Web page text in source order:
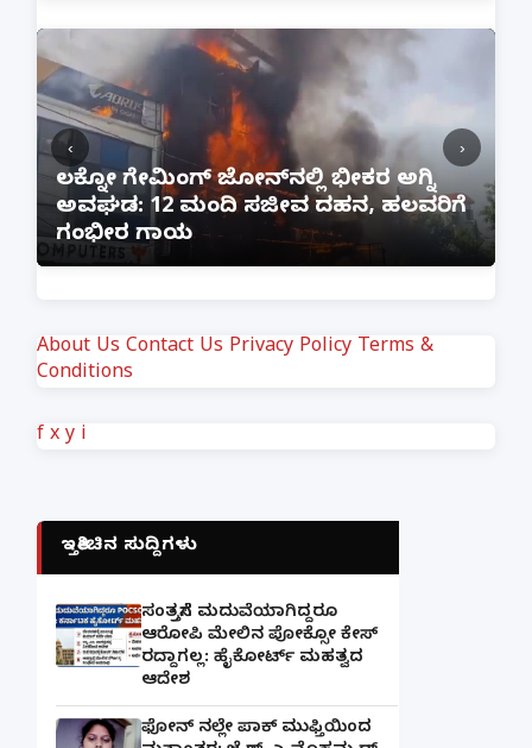
ಲಕ್ನೋ ಗೇಮಿಂಗ್ ಜೋನ್‌ನಲ್ಲಿ ಭೀಕರ ಅಗ್ನಿ
ಅವಘಡ: 12 ಮಂದಿ ಸಜೀವ ದಹನ, ಹಲವರಿಗೆ
ಗಂಭೀರ ಗಾಯ
‹ ›
About Us Contact Us Privacy Policy Terms &
Conditions
f x y i
ಇತ್ತೀಚಿನ ಸುದ್ದಿಗಳು
ಸಂತ್ರಸ್ತೆಗೆ ಮದುವೆಯಾಗಿದ್ದರೂ
ಆರೋಪಿ ಮೇಲಿನ ಪೋಕ್ಸೋ ಕೇಸ್
ರದ್ದಾಗಲ್ಲ: ಹೈಕೋರ್ಟ್ ಮಹತ್ವದ
ಆದೇಶ
ಫೋನ್ ನಲ್ಲೇ ಪಾಕ್ ಮುಫ್ತಿಯಿಂದ